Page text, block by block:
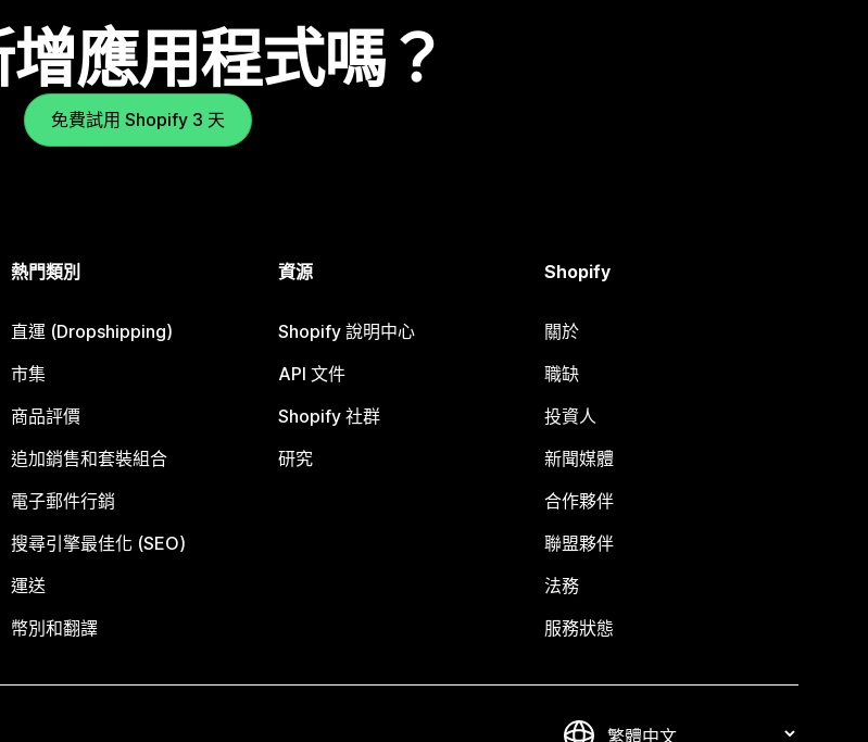
應用程式嗎？
免費試用 Shopify 3 天
熱門類別
直運 (Dropshipping)
市集
商品評價
追加銷售和套裝組合
電子郵件行銷
搜尋引擎最佳化 (SEO)
運送
幣別和翻譯
資源
Shopify 說明中心
API 文件
Shopify 社群
研究
Shopify
關於
職缺
投資人
新聞媒體
合作夥伴
聯盟夥伴
法務
服務狀態